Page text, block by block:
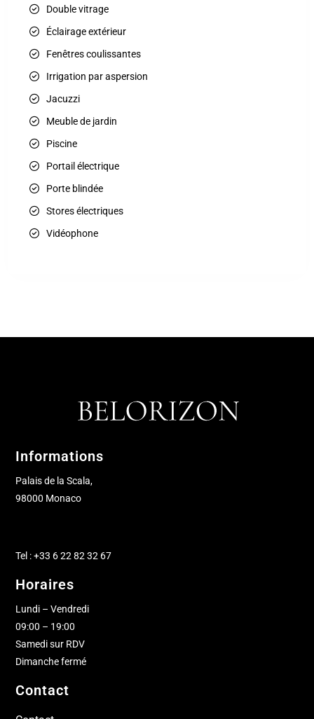
Double vitrage
Éclairage extérieur
Fenêtres coulissantes
Irrigation par aspersion
Jacuzzi
Meuble de jardin
Piscine
Portail électrique
Porte blindée
Stores électriques
Vidéophone
Informations
Palais de la Scala,
98000 Monaco
Tel : +33 6 22 82 32 67
Horaires
Lundi – Vendredi
09:00 – 19:00
Samedi sur RDV
Dimanche fermé
Contact